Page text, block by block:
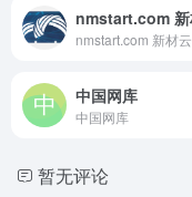
nmstart.com 新材
中国网库
中国网库
暂无评论